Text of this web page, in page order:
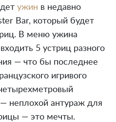
ужин в недавно
Bar, который будет
В меню ужина
5 устриц разного
— что бы последнее
игривого
неплохой антураж для
— это мечты.